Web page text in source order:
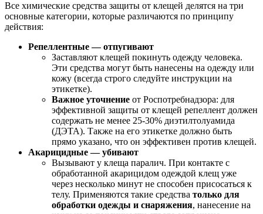
Все химические средства защиты от клещей делятся на три
основные категории, которые различаются по принципу
действия:
Репеллентные — отпугивают
Заставляют клещей покинуть одежду человека.
Эти средства могут быть нанесены на одежду или
кожу (всегда строго следуйте инструкции на
этикетке).
Важное уточнение от Роспотребнадзора: для
эффективной защиты от клещей репеллент должен
содержать не менее 25-30% диэтилтолуамида
(ДЭТА). Также на его этикетке должно быть
прямо указано, что он эффективен против клещей.
Акарицидные — убивают
Вызывают у клеща паралич. При контакте с
обработанной акарицидом одеждой клещ уже
через несколько минут не способен присосаться к
телу. Применяются такие средства только для
обработки одежды и снаряжения, нанесение на